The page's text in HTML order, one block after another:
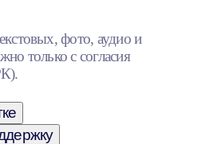
фото, аудио и
только с согласия